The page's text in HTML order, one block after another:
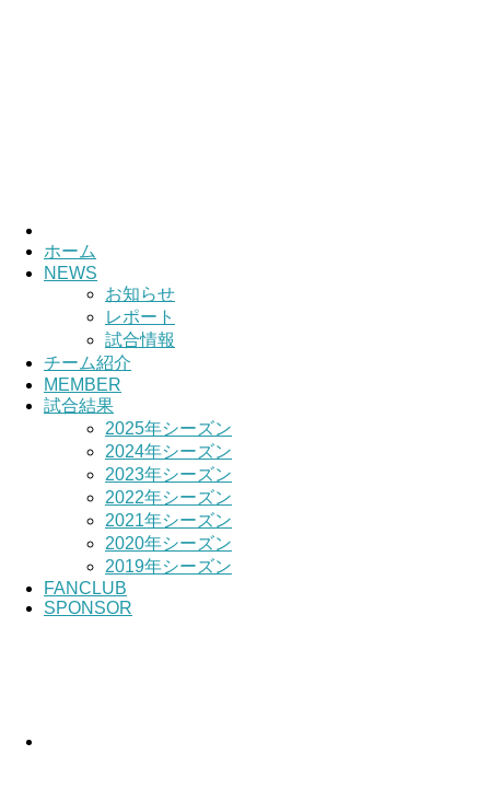
ホーム
NEWS
お知らせ
レポート
試合情報
チーム紹介
MEMBER
試合結果
2025年シーズン
2024年シーズン
2023年シーズン
2022年シーズン
2021年シーズン
2020年シーズン
2019年シーズン
FANCLUB
SPONSOR